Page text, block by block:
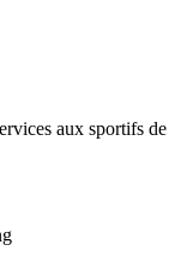
aux sportifs de